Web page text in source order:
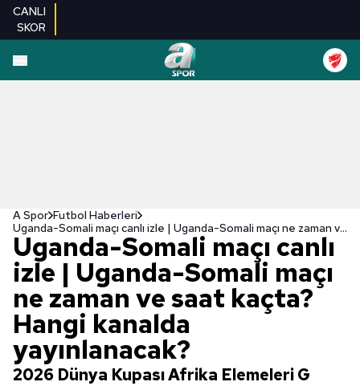
CANLI
SKOR
A Spor Futbol Haberleri
Uganda-Somali maçı canlı izle | Uganda-Somali maçı ne zaman ve saat kaçta? Hangi kanalda yayınlanacak?
Uganda-Somali maçı canlı
izle | Uganda-Somali maçı
ne zaman ve saat kaçta?
Hangi kanalda
yayınlanacak?
2026 Dünya Kupası Afrika Elemeleri G